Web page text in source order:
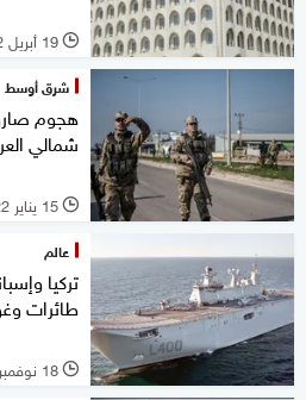
l 19 أبريل 2022
شرق أوسط
هجوم
شمالي
l 15 يناير 2022
عالم
تركيا
طائرات
l 18 نوفمبر 2021